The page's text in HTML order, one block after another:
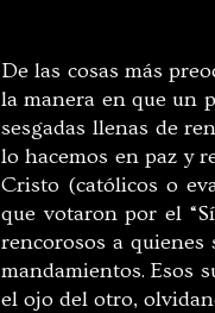
De las cosas más
la manera en que un
sesgadas llenas de
lo hacemos en paz y
Cristo (católicos o
que votaron por el
rencorosos a
mandamientos. Esos
el ojo del otro,